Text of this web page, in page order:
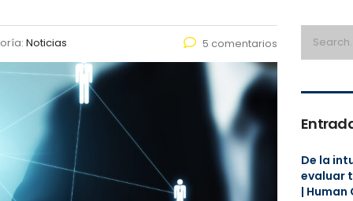
Noticias 5 comentarios
De la
evaluar
|